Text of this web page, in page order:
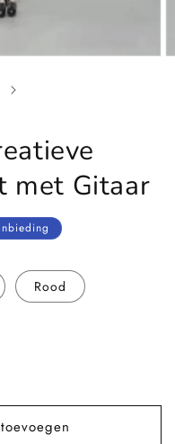
met Gitaar
Rood